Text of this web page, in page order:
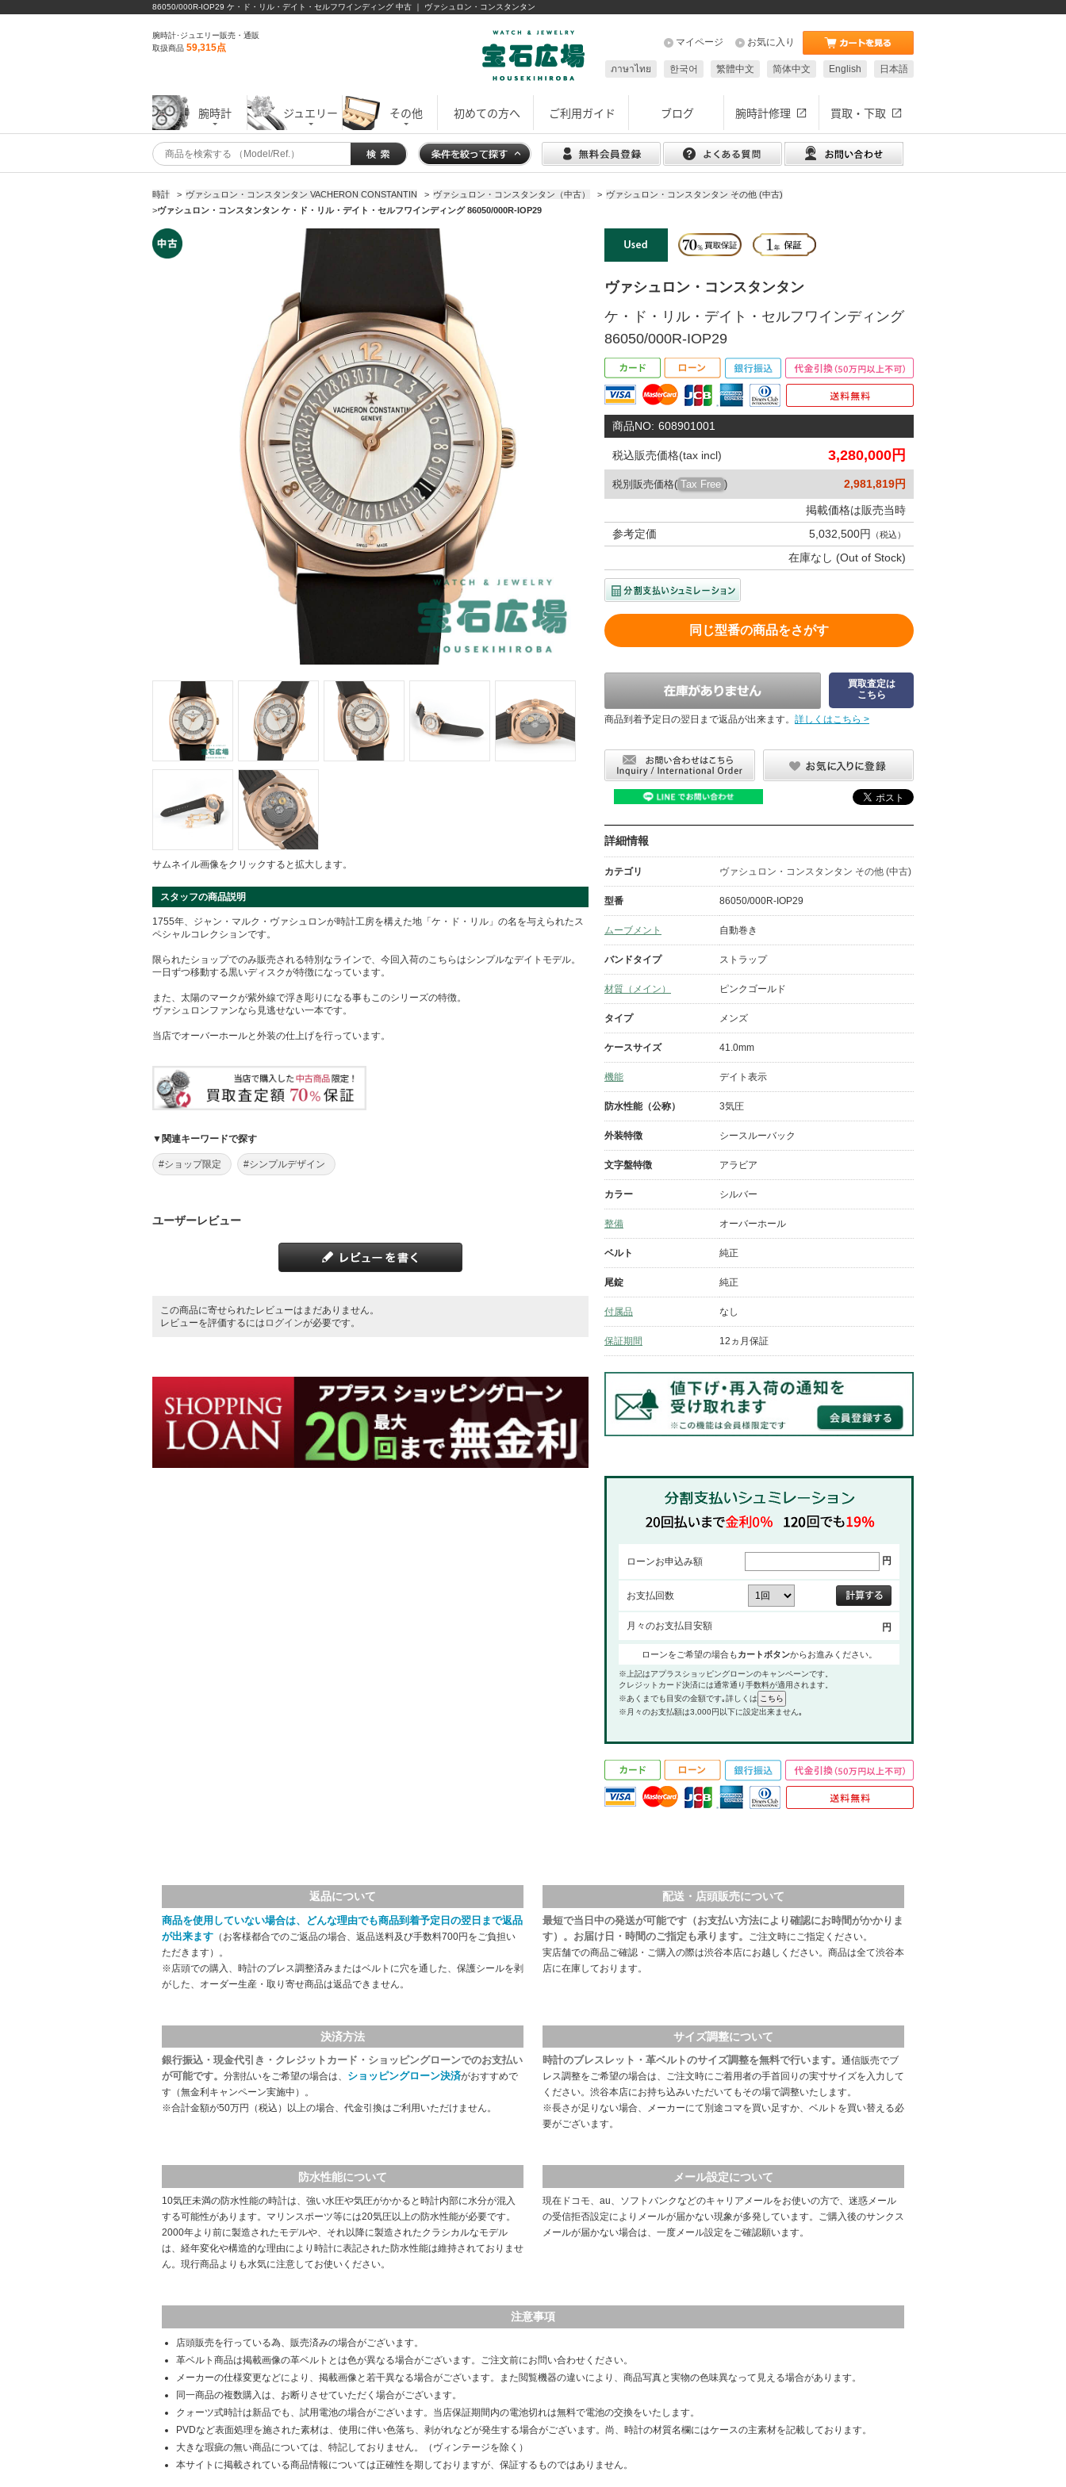
86050/000R-IOP29 ケ・ド・リル・デイト・セルフワインディング 中古 ｜ ヴァシュロン・コンスタンタン
腕時計･ジュエリー販売・通販
取扱商品 59,315点 お気に入り
マイページ
日本語
English
简体中文
繁體中文
한국어
ภาษาไทย
腕時計 ジュエリー その他 初めての方へ ご利用ガイド ブログ 腕時計修理 買取・下取
時計 > ヴァシュロン・コンスタンタン VACHERON CONSTANTIN > ヴァシュロン・コンスタンタン（中古） > ヴァシュロン・コンスタンタン その他 (中古)
>ヴァシュロン・コンスタンタン ケ・ド・リル・デイト・セルフワインディング 86050/000R-IOP29
サムネイル画像をクリックすると拡大します。
スタッフの商品説明
1755年、ジャン・マルク・ヴァシュロンが時計工房を構えた地「ケ・ド・リル」の名を与えられたス
ペシャルコレクションです。
限られたショップでのみ販売される特別なラインで、今回入荷のこちらはシンプルなデイトモデル。
一日ずつ移動する黒いディスクが特徴になっています。
また、太陽のマークが紫外線で浮き彫りになる事もこのシリーズの特徴。
ヴァシュロンファンなら見逃せない一本です。
当店でオーバーホールと外装の仕上げを行っています。
▼関連キーワードで探す
#ショップ限定 #シンプルデザイン
ユーザーレビュー
この商品に寄せられたレビューはまだありません。
レビューを評価するには ログインが必要です。
ヴァシュロン・コンスタンタン
ケ・ド・リル・デイト・セルフワインディング
86050/000R-IOP29
商品NO: 608901001
税込販売価格(tax incl) 3,280,000円
税別販売価格( Tax Free ) 2,981,819円
掲載価格は販売当時
参考定価
5,032,500円 （税込）
在庫なし (Out of Stock)
同じ型番の商品をさがす
買取査定は
こちら
商品到着予定日の翌日まで返品が出来ます。 詳しくはこちら >
詳細情報
カテゴリ ヴァシュロン・コンスタンタン その他 (中古)
型番 86050/000R-IOP29
ムーブメント 自動巻き
バンドタイプ ストラップ
材質（メイン） ピンクゴールド
タイプ メンズ
ケースサイズ 41.0mm
機能 デイト表示
防水性能（公称） 3気圧
外装特徴 シースルーバック
文字盤特徴 アラビア
カラー シルバー
整備 オーバーホール
ベルト 純正
尾錠 純正
付属品 なし
保証期間 12ヵ月保証
ローンお申込み額 円
お支払回数
月々のお支払目安額 円
ローンをご希望の場合もカートボタンからお進みください。
※上記はアプラスショッピングローンのキャンペーンです。
クレジットカード決済には通常通り手数料が適用されます。
※あくまでも目安の金額です｡詳しくは
※月々のお支払額は3,000円以下に設定出来ません｡
返品について
商品を使用していない場合は、どんな理由でも商品到着予定日の翌日まで返品
が出来ます （お客様都合でのご返品の場合、返品送料及び手数料700円をご負担い
ただきます）。
※店頭での購入、時計のブレス調整済みまたはベルトに穴を通した、保護シールを剥
がした、オーダー生産・取り寄せ商品は返品できません。
配送・店頭販売について
最短で当日中の発送が可能です（お支払い方法により確認にお時間がかかりま
す）。お届け日・時間のご指定も承ります。
ご注文時にご指定ください。
実店舗での商品ご確認・ご購入の際は渋谷本店にお越しください。商品は全て渋谷本
店に在庫しております。
決済方法
銀行振込・現金代引き・クレジットカード・ショッピングローンでのお支払い
が可能です。 分割払いをご希望の場合は、 ショッピングローン決済がおすすめで
す（無金利キャンペーン実施中）。
※合計金額が50万円（税込）以上の場合、代金引換はご利用いただけません。
サイズ調整について
時計のブレスレット・革ベルトのサイズ調整を無料で行います。 通信販売でブ
レス調整をご希望の場合は、ご注文時にご着用者の手首回りの実寸サイズを入力して
ください。渋谷本店にお持ち込みいただいてもその場で調整いたします。
※長さが足りない場合、メーカーにて別途コマを買い足すか、ベルトを買い替える必
要がございます。
防水性能について
10気圧未満の防水性能の時計は、強い水圧や気圧がかかると時計内部に水分が混入
する可能性があります。マリンスポーツ等には20気圧以上の防水性能が必要です。
2000年より前に製造されたモデルや、それ以降に製造されたクラシカルなモデル
は、経年変化や構造的な理由により時計に表記された防水性能は維持されておりませ
ん。現行商品よりも水気に注意してお使いください。
メール設定について
現在ドコモ、au、ソフトバンクなどのキャリアメールをお使いの方で、迷惑メール
の受信拒否設定によりメールが届かない現象が多発しています。ご購入後のサンクス
メールが届かない場合は、一度メール設定をご確認願います。
注意事項
店頭販売を行っている為、販売済みの場合がございます。
革ベルト商品は掲載画像の革ベルトとは色が異なる場合がございます。ご注文前にお問い合わせください。
メーカーの仕様変更などにより、掲載画像と若干異なる場合がございます。また閲覧機器の違いにより、商品写真と実物の色味異なって見える場合があります。
同一商品の複数購入は、お断りさせていただく場合がございます。
クォーツ式時計は新品でも、試用電池の場合がございます。当店保証期間内の電池切れは無料で電池の交換をいたします。
PVDなど表面処理を施された素材は、使用に伴い色落ち、剥がれなどが発生する場合がございます。尚、時計の材質名欄にはケースの主素材を記載しております。
大きな瑕疵の無い商品については、特記しておりません。（ヴィンテージを除く）
本サイトに掲載されている商品情報については正確性を期しておりますが、保証するものではありません。